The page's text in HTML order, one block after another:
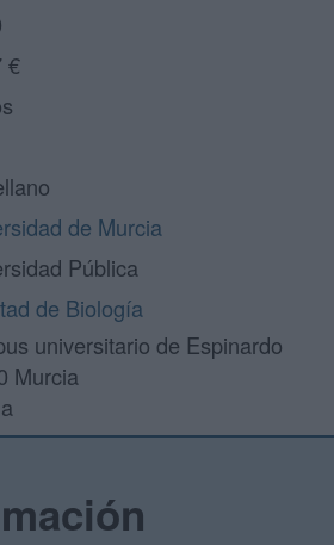
€
de Murcia
Pública
de Biología
universitario de Espinardo
Murcia